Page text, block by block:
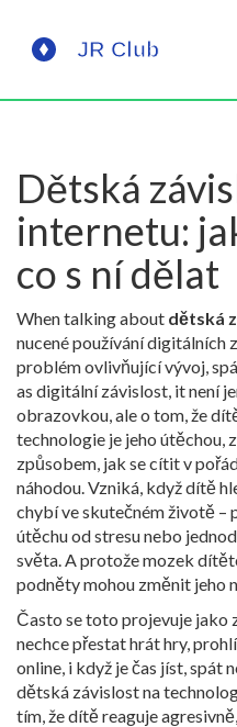
Dětská
internetu:
co s ní dělat
When talking about dětská
nucené používání digitálních
problém ovlivňující vývoj,
as digitální závislost, itnení
obrazovkou, ale o tom, že
technologie je jeho útěchou,
způsobem, jak se cítit v
náhodou. Vzniká, když dítě
chybí ve skutečném životě –
útěchu od stresu nebo
světa. A protože mozek
podněty mohou změnit jeho
Často se toto projevuje jako
nechce přestat hrát hry,
online, i když je čas jíst, spát
dětská závislost na
tím, že dítě reaguje